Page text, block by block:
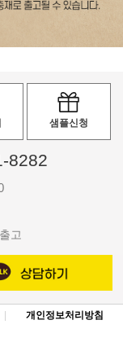
샘플신청
8282
고
개인정보처리방침